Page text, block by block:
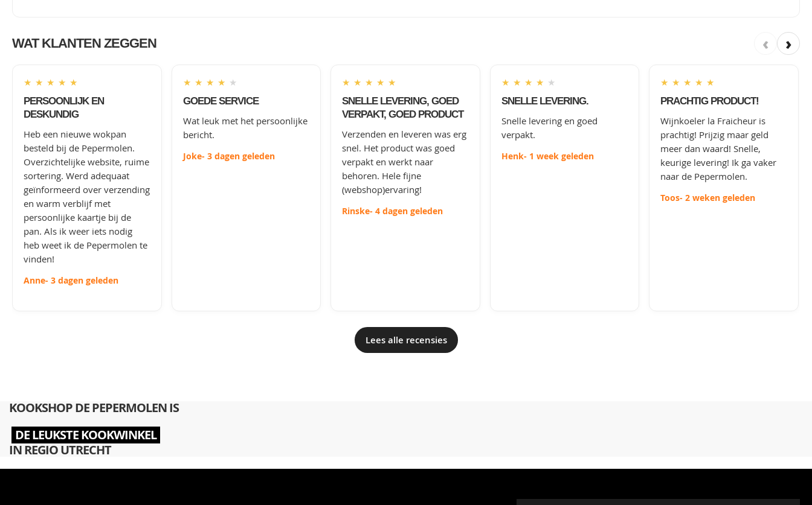
WAT KLANTEN ZEGGEN ‹ ›
★ ★ ★ ★ ★
PERSOONLIJK EN
DESKUNDIG
Heb een nieuwe wokpan
besteld bij de Pepermolen.
Overzichtelijke website, ruime
sortering. Werd adequaat
geïnformeerd over verzending
en warm verblijf met
persoonlijke kaartje bij de
pan. Als ik weer iets nodig
heb weet ik de Pepermolen te
vinden!
Anne- 3 dagen geleden
★ ★ ★ ★ ★
GOEDE SERVICE
Wat leuk met het persoonlijke
bericht.
Joke- 3 dagen geleden
★ ★ ★ ★ ★
SNELLE LEVERING, GOED
VERPAKT, GOED PRODUCT
Verzenden en leveren was erg
snel. Het product was goed
verpakt en werkt naar
behoren. Hele fijne
(webshop)ervaring!
Rinske- 4 dagen geleden
★ ★ ★ ★ ★
SNELLE LEVERING.
Snelle levering en goed
verpakt.
Henk- 1 week geleden
★ ★ ★ ★ ★
PRACHTIG PRODUCT!
Wijnkoeler la Fraicheur is
prachtig! Prijzig maar geld
meer dan waard! Snelle,
keurige levering! Ik ga vaker
naar de Pepermolen.
Toos- 2 weken geleden
Lees alle recensies
KOOKSHOP DE PEPERMOLEN IS
DE LEUKSTE KOOKWINKEL
IN REGIO UTRECHT